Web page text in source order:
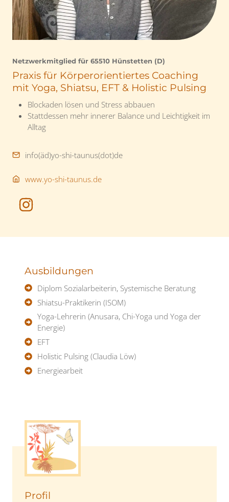
Netzwerkmitglied für 65510 Hünstetten (D)
Praxis für Körperorientiertes Coaching
mit Yoga, Shiatsu, EFT & Holistic Pulsing
Blockaden lösen und Stress abbauen
Stattdessen mehr innerer Balance und Leichtigkeit im
Alltag
info(äd)yo-shi-taunus(dot)de
www.yo-shi-taunus.de
Ausbildungen
Diplom Sozialarbeiterin, Systemische Beratung
Shiatsu-Praktikerin (ISOM)
Yoga-Lehrerin (Anusara, Chi-Yoga und Yoga der
Energie)
EFT
Holistic Pulsing (Claudia Löw)
Energiearbeit
Profil